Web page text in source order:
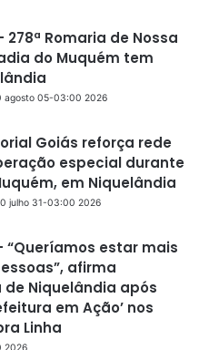
– 278ª Romaria de Nossa
do Muquém tem
agosto 05-03:00 2026
Goiás reforça rede
especial durante
em Niquelândia
julho 31-03:00 2026
“Queríamos estar mais
afirma
Niquelândia após
em Ação’ nos
Linha
2026